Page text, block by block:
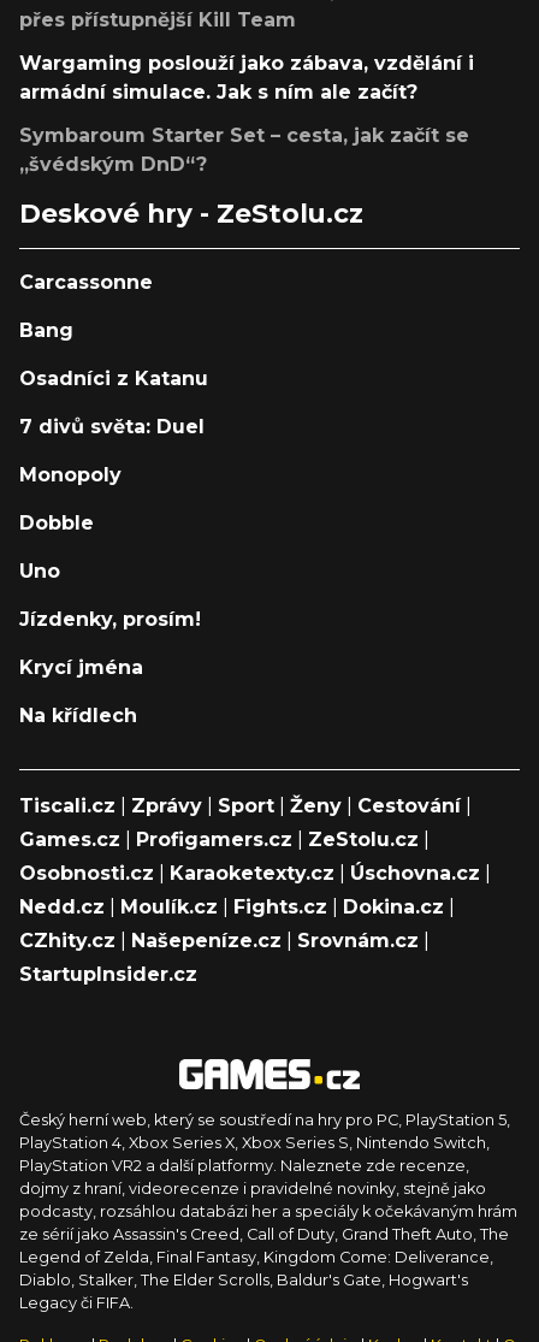
přes přístupnější Kill Team
Wargaming poslouží jako zábava, vzdělání i
armádní simulace. Jak s ním ale začít?
Symbaroum Starter Set – cesta, jak začít se
„švédským DnD“?
Deskové hry - ZeStolu.cz
Carcassonne
Bang
Osadníci z Katanu
7 divů světa: Duel
Monopoly
Dobble
Uno
Jízdenky, prosím!
Krycí jména
Na křídlech
Tiscali.cz Zprávy Sport Ženy Cestování|
Games.cz
Profigamers.cz ZeStolu.cz
Osobnosti.cz
Karaoketexty.cz Úschovna.cz
Nedd.cz
Moulík.cz Fights.cz Dokina.cz
CZhity.cz
Našepeníze.cz Srovnám.cz
StartupInsider.cz
Český herní web, který se soustředí na hry pro PC, PlayStation 5,
PlayStation 4, Xbox Series X, Xbox Series S, Nintendo Switch,
PlayStation VR2 a další platformy. Naleznete zde recenze,
dojmy z hraní, videorecenze i pravidelné novinky, stejně jako
podcasty, rozsáhlou databázi her a speciály k očekávaným hrám
ze sérií jako Assassin's Creed, Call of Duty, Grand Theft Auto, The
Legend of Zelda, Final Fantasy, Kingdom Come: Deliverance,
Diablo, Stalker, The Elder Scrolls, Baldur's Gate, Hogwart's
Legacy či FIFA.